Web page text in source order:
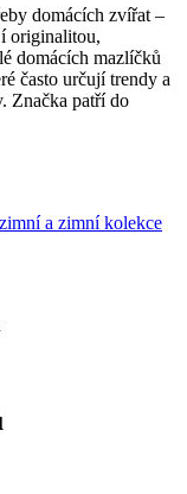
domácích zvířat –
originalitou,
domácích mazlíčků
často určují trendy a
Značka patří do
a zimní kolekce